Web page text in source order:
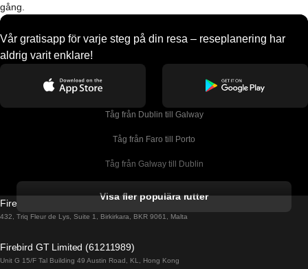
gång.
Vår gratisapp för varje steg på din resa – reseplanering har
aldrig varit enklare!
Tåg från Dublin till Galway
Tåg från Faro till Porto
Tåg från Galway till Dublin
Tåg från Porto till Faro
Tåg från Barcelona till Madrid
Visa fler populära rutter
Firebird GT Limited (OC 1451)
432, Triq Fleur de Lys, Suite 1, Birkirkara, BKR 9061, Malta
Firebird GT Limited (61211989)
Unit G 15/F Tal Building 49 Austin Road, KL, Hong Kong